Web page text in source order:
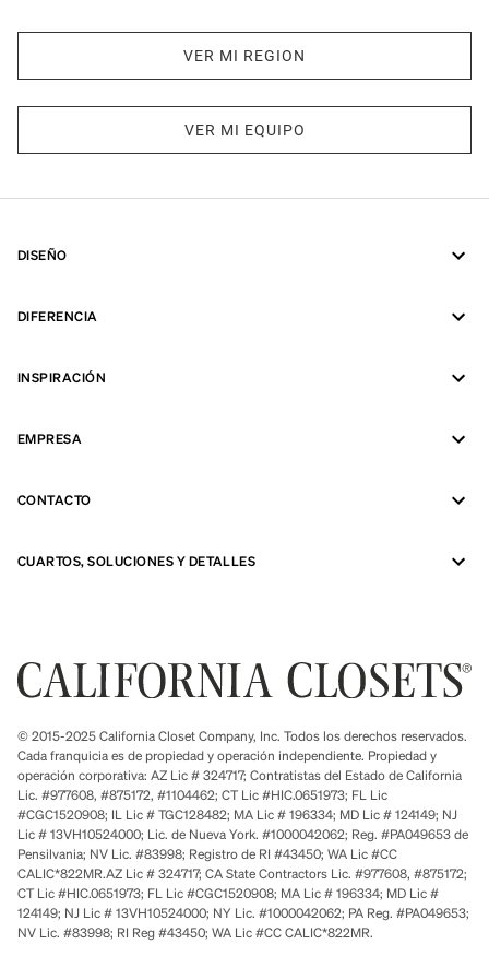
VER MI REGION
VER MI EQUIPO
DISEÑO
DIFERENCIA
INSPIRACIÓN
EMPRESA
CONTACTO
CUARTOS, SOLUCIONES Y DETALLES
© 2015-2025 California Closet Company, Inc. Todos los derechos reservados.
Cada franquicia es de propiedad y operación independiente. Propiedad y
operación corporativa: AZ Lic # 324717; Contratistas del Estado de California
Lic. #977608, #875172, #1104462; CT Lic #HIC.0651973; FL Lic
#CGC1520908; IL Lic # TGC128482; MA Lic # 196334; MD Lic # 124149; NJ
Lic # 13VH10524000; Lic. de Nueva York. #1000042062; Reg. #PA049653 de
Pensilvania; NV Lic. #83998; Registro de RI #43450; WA Lic #CC
CALIC*822MR.AZ Lic # 324717; CA State Contractors Lic. #977608, #875172;
CT Lic #HIC.0651973; FL Lic #CGC1520908; MA Lic # 196334; MD Lic #
124149; NJ Lic # 13VH10524000; NY Lic. #1000042062; PA Reg. #PA049653;
NV Lic. #83998; RI Reg #43450; WA Lic #CC CALIC*822MR.